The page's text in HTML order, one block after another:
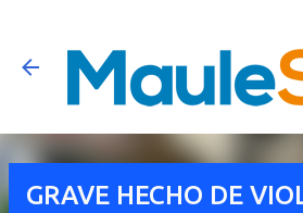
Ir al contenido
GRAVE HECHO DE